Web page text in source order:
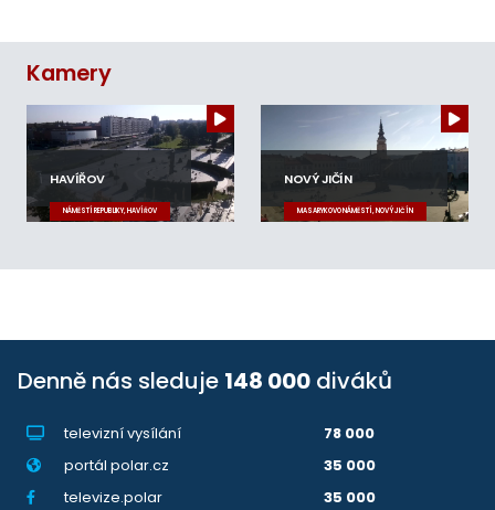
Kamery
HAVÍŘOV
NÁMĚSTÍ REPUBLIKY, HAVÍŘOV
NOVÝ JIČÍN
MASARYKOVO NÁMĚSTÍ, NOVÝ JIČÍN
Denně nás sleduje 148 000 diváků
televizní vysílání
78 000
portál polar.cz
35 000
televize.polar
35 000